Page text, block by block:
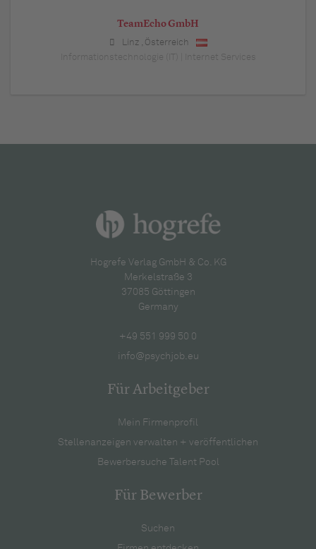
TeamEcho GmbH
Linz,
Österreich
Informationstechnologie (IT) | Internet Services
Hogrefe Verlag GmbH & Co. KG
Merkelstraße 3
37085 Göttingen
Germany
+49 551 999 50 0
info@psychjob.eu
Für Arbeitgeber
Mein Firmenprofil
Stellenanzeigen verwalten + veröffentlichen
Bewerbersuche Talent Pool
Für Bewerber
Suchen